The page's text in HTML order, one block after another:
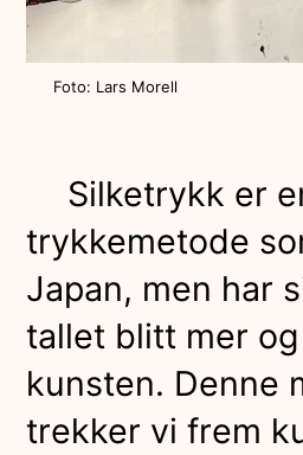
Foto: Lars Morell
Silketrykk er
trykkemetode
Japan, men har
tallet blitt mer
kunsten. Denne
trekker vi frem